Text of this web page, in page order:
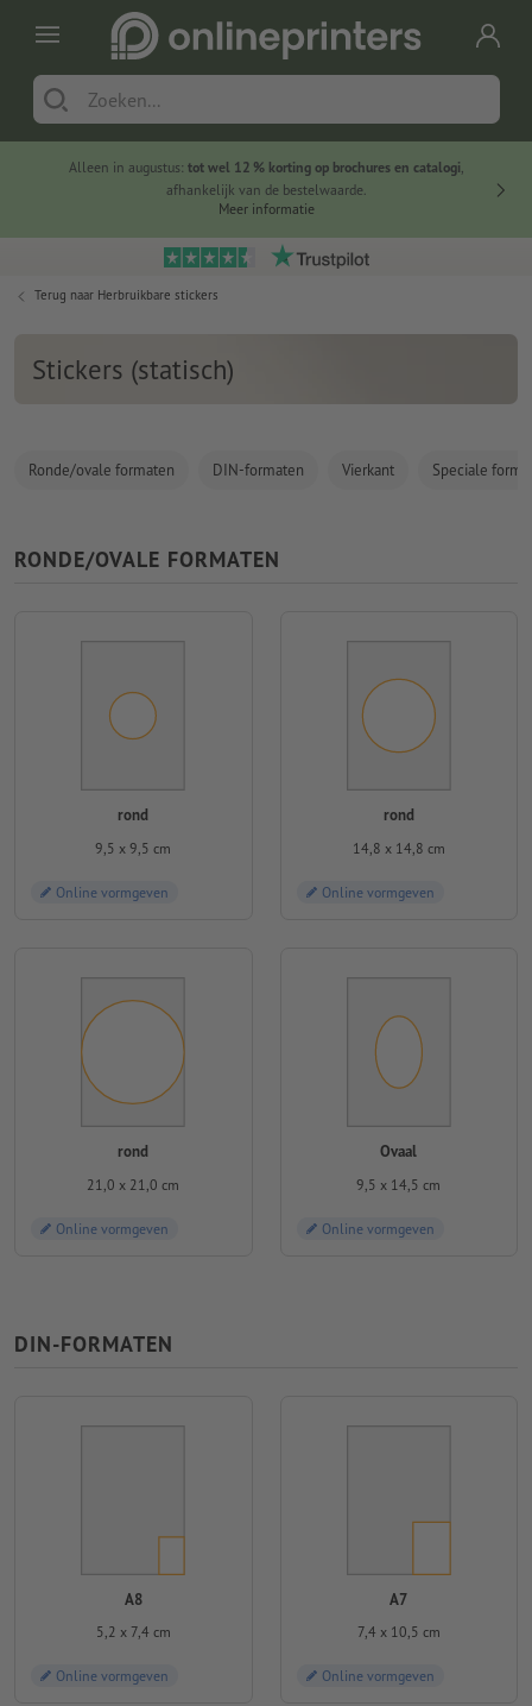
Alleen in augustus: tot wel 12 % korting op brochures en catalogi,
afhankelijk van de bestelwaarde.
Meer informatie
Terug naar Herbruikbare stickers
Stickers (statisch)
Ronde/ovale formaten DIN-formaten Vierkant Speciale
RONDE/OVALE FORMATEN
rond
9,5 x 9,5 cm
Online vormgeven
rond
14,8 x 14,8 cm
Online vormgeven
rond
21,0 x 21,0 cm
Online vormgeven
Ovaal
9,5 x 14,5 cm
Online vormgeven
DIN-FORMATEN
A8
5,2 x 7,4 cm
Online vormgeven
A7
7,4 x 10,5 cm
Online vormgeven